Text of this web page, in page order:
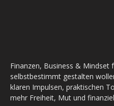
Finanzen, Business & Mindset
selbstbestimmt gestalten
klaren Impulsen, praktischen
mehr Freiheit, Mut und